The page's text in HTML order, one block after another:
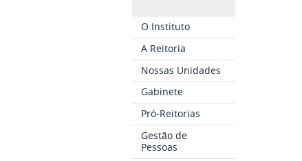
O Instituto
A Reitoria
Nossas Unidades
Gabinete
Pró-Reitorias
Gestão de
Pessoas